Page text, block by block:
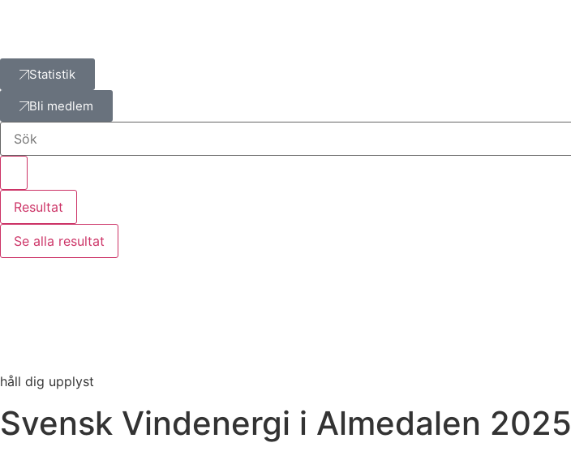
Statistik
Bli medlem
Resultat
Se alla resultat
håll dig upplyst
Svensk Vindenergi i Almedalen 2025